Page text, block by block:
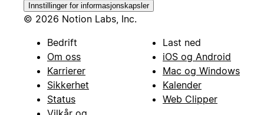
Innstillinger for informasjonskapsler
© 2026 Notion Labs, Inc.
Bedrift
Om oss
Karrierer
Sikkerhet
Status
Last ned
iOS og Android
Mac og Windows
Kalender
Web Clipper